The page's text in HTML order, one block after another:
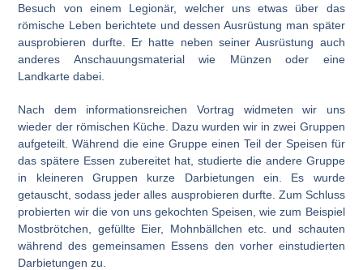
Besuch von einem Legionär, welcher uns etwas über das
römische Leben berichtete und dessen Ausrüstung man später
ausprobieren durfte. Er hatte neben seiner Ausrüstung auch
anderes Anschauungsmaterial wie Münzen oder eine
Landkarte dabei.
Nach dem informationsreichen Vortrag widmeten wir uns
wieder der römischen Küche. Dazu wurden wir in zwei Gruppen
aufgeteilt. Während die eine Gruppe einen Teil der Speisen für
das spätere Essen zubereitet hat, studierte die andere Gruppe
in kleineren Gruppen kurze Darbietungen ein. Es wurde
getauscht, sodass jeder alles ausprobieren durfte. Zum Schluss
probierten wir die von uns gekochten Speisen, wie zum Beispiel
Mostbrötchen, gefüllte Eier, Mohnbällchen etc. und schauten
während des gemeinsamen Essens den vorher einstudierten
Darbietungen zu.